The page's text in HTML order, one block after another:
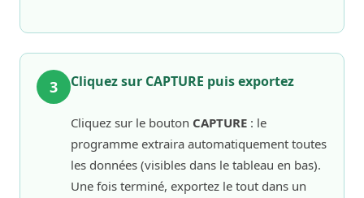
3 Cliquez sur CAPTURE puis exportez
Cliquez sur le bouton CAPTURE : le
programme extraira automatiquement toutes
les données (visibles dans le tableau en bas).
Une fois terminé, exportez le tout dans un